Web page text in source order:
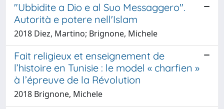
"Ubbidite a Dio e al Suo Messaggero".
Autorità e potere nell'Islam
2018 Diez, Martino; Brignone, Michele
Fait religieux et enseignement de
l’histoire en Tunisie : le model « charfien »
à l’épreuve de la Révolution
2018 Brignone, Michele